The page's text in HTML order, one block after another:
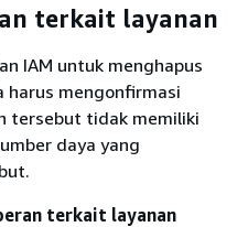
terkait layanan
IAM untuk menghapus
harus mengonfirmasi
tersebut tidak memiliki
daya yang
terkait layanan